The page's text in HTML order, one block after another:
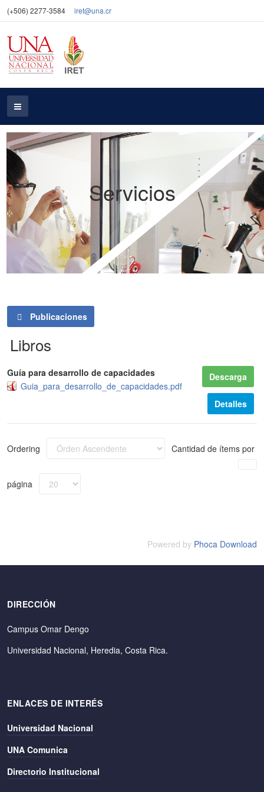
(+506) 2277-3584 iret@una.cr
Servicios
Publicaciones
Libros
Guía para desarrollo de capacidades
Guia_para_desarrollo_de_capacidades.pdf
Descarga
Detalles
Ordering Cantidad de ítems por
página
Powered by Phoca Download
DIRECCIÓN
Campus Omar Dengo
Universidad Nacional, Heredia, Costa Rica.
ENLACES DE INTERÉS
Universidad Nacional
UNA Comunica
Directorio Institucional